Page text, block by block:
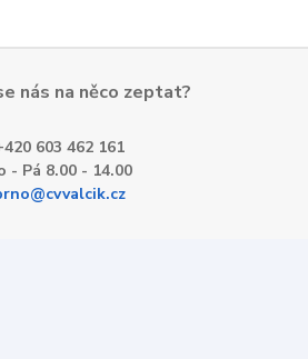
nás na něco zeptat?
603 462 161
- Pá 8.00 - 14.00